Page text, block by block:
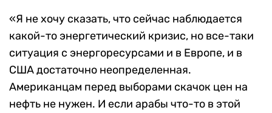
«Я не хочу сказать, что сейчас наблюдается
какой-то энергетический кризис, но все-таки
ситуация с энергоресурсами и в Европе, и в
США достаточно неопределенная.
Американцам перед выборами скачок цен на
нефть не нужен. И если арабы что-то в этой